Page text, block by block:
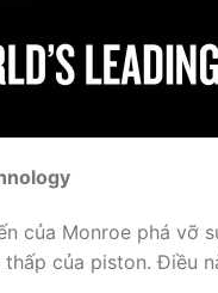
của Monroe phá vỡ
của piston. Điều